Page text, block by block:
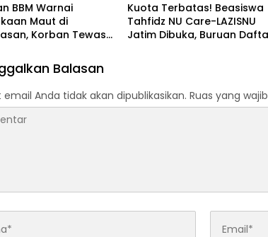
BBM Warnai
Maut di
Korban Tewas
Kuota Terbatas! Beasiswa
Tahfidz NU Care-LAZISNU
Jatim Dibuka, Buruan
Balasan
Anda tidak akan dipublikasikan. Ruas yang